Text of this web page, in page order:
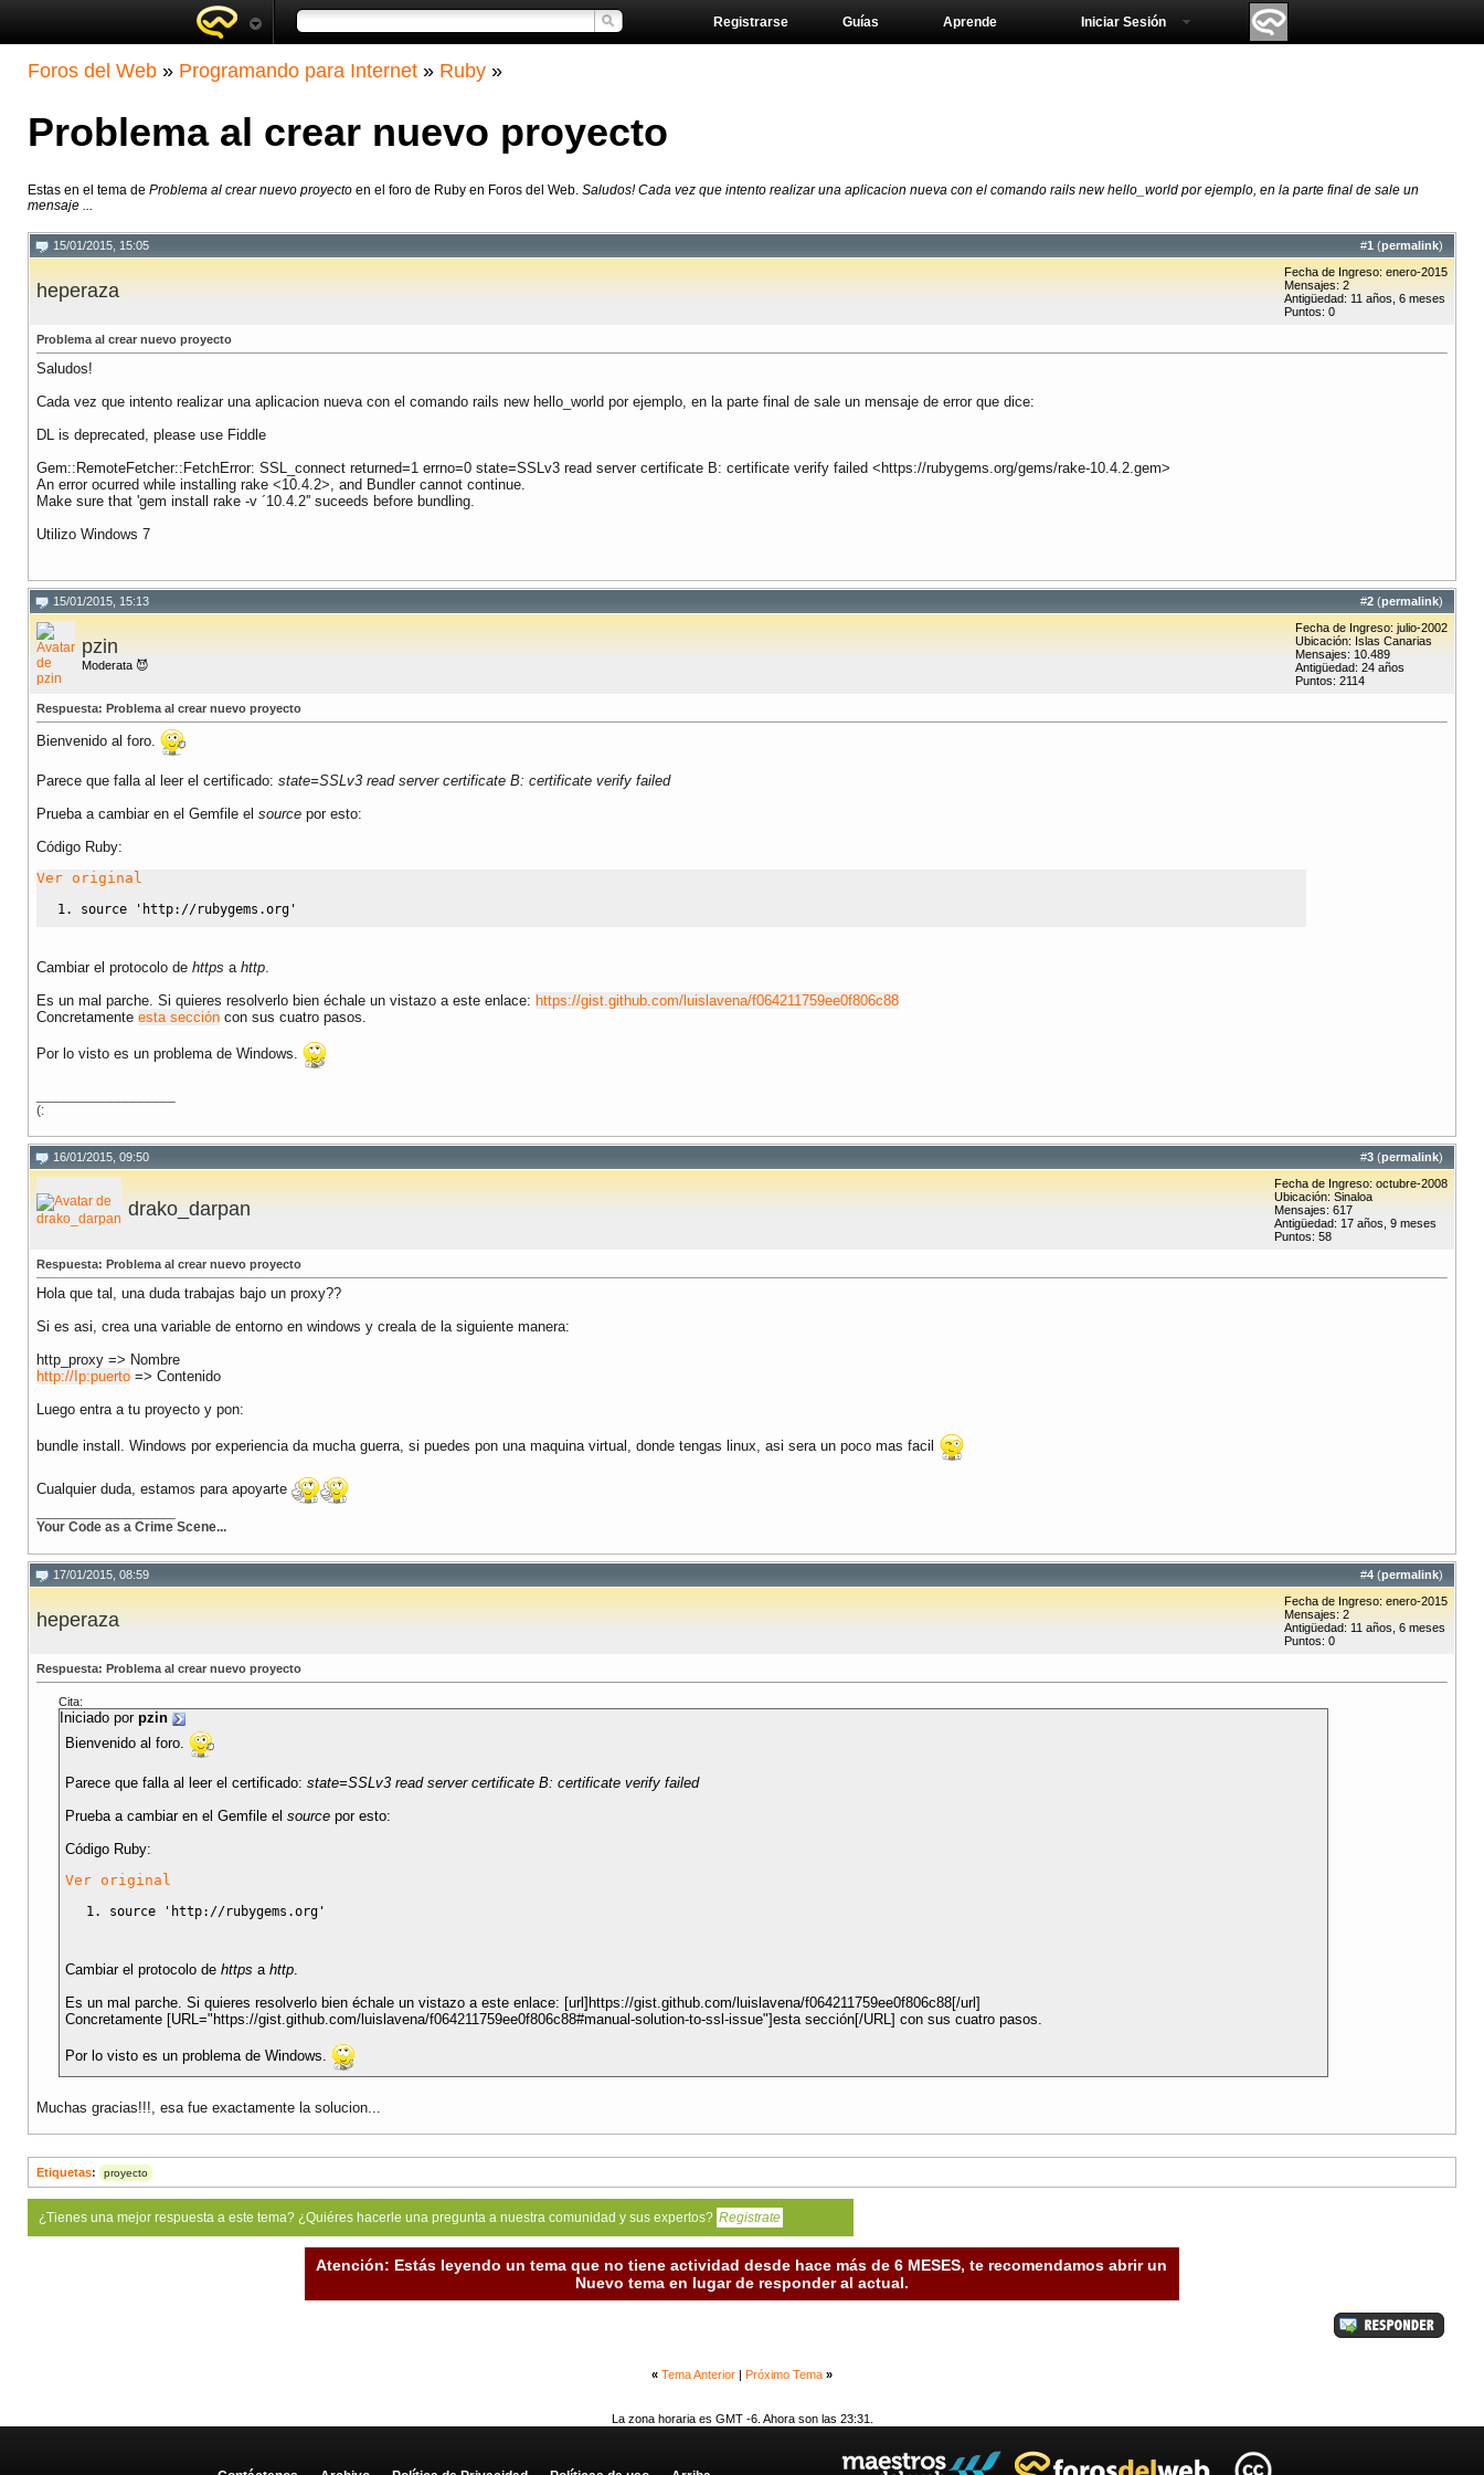
Aprende
Guías
Registrarse Iniciar Sesión
Foros del Web » Programando para Internet » Ruby »
Problema al crear nuevo proyecto
Estas en el tema de Problema al crear nuevo proyecto en el foro de Ruby en Foros del Web. Saludos! Cada vez que intento realizar una aplicacion nueva con el comando rails new hello_world por ejemplo, en la parte final de sale un
mensaje ...
#1 (permalink)
15/01/2015, 15:05
heperaza
Fecha de Ingreso: enero-2015
Mensajes: 2
Antigüedad: 11 años, 6 meses
Puntos: 0
Problema al crear nuevo proyecto
Saludos!
Cada vez que intento realizar una aplicacion nueva con el comando rails new hello_world por ejemplo, en la parte final de sale un mensaje de error que dice:
DL is deprecated, please use Fiddle
Gem::RemoteFetcher::FetchError: SSL_connect returned=1 errno=0 state=SSLv3 read server certificate B: certificate verify failed <https://rubygems.org/gems/rake-10.4.2.gem>
An error ocurred while installing rake <10.4.2>, and Bundler cannot continue.
Make sure that 'gem install rake -v ´10.4.2'' suceeds before bundling.
Utilizo Windows 7
#2 (permalink)
15/01/2015, 15:13
pzin
Moderata 😈
Fecha de Ingreso: julio-2002
Ubicación: Islas Canarias
Mensajes: 10.489
Antigüedad: 24 años
Puntos: 2114
Respuesta: Problema al crear nuevo proyecto
Bienvenido al foro.
Parece que falla al leer el certificado: state=SSLv3 read server certificate B: certificate verify failed
Prueba a cambiar en el Gemfile el source por esto:
Código Ruby:
Ver original
source 'http://rubygems.org'
Cambiar el protocolo de https a http
Es un mal parche. Si quieres resolverlo bien échale un vistazo a este enlace: https://gist.github.com/luislavena/f064211759ee0f806c88
Concretamente esta sección con sus cuatro pasos.
Por lo visto es un problema de Windows.
(:
#3 (permalink)
16/01/2015, 09:50
drako_darpan
Fecha de Ingreso: octubre-2008
Ubicación: Sinaloa
Mensajes: 617
Antigüedad: 17 años, 9 meses
Puntos: 58
Respuesta: Problema al crear nuevo proyecto
Hola que tal, una duda trabajas bajo un proxy??
Si es asi, crea una variable de entorno en windows y creala de la siguiente manera:
http_proxy => Nombre
http://Ip:puerto => Contenido
Luego entra a tu proyecto y pon:
bundle install. Windows por experiencia da mucha guerra, si puedes pon una maquina virtual, donde tengas linux, asi sera un poco mas facil
Cualquier duda, estamos para apoyarte
Your Code as a Crime Scene...
#4 (permalink)
17/01/2015, 08:59
heperaza
Fecha de Ingreso: enero-2015
Mensajes: 2
Antigüedad: 11 años, 6 meses
Puntos: 0
Respuesta: Problema al crear nuevo proyecto
Cita:
Iniciado por pzin
Bienvenido al foro.
Parece que falla al leer el certificado: state=SSLv3 read server certificate B: certificate verify failed
Prueba a cambiar en el Gemfile el source por esto:
Código Ruby:
Ver original
source 'http://rubygems.org'
Cambiar el protocolo de https a http
Es un mal parche. Si quieres resolverlo bien échale un vistazo a este enlace: [url]https://gist.github.com/luislavena/f064211759ee0f806c88[/url]
Concretamente [URL="https://gist.github.com/luislavena/f064211759ee0f806c88#manual-solution-to-ssl-issue"]esta sección[/URL] con sus cuatro pasos.
Por lo visto es un problema de Windows.
Muchas gracias!!!, esa fue exactamente la solucion...
Etiquetas: proyecto
¿Tienes una mejor respuesta a este tema? ¿Quiéres hacerle una pregunta a nuestra comunidad y sus expertos? Registrate
Atención: Estás leyendo un tema que no tiene actividad desde hace más de 6 MESES, te recomendamos abrir un
Nuevo tema en lugar de responder al actual.
« Tema Anterior Próximo Tema »
La zona horaria es GMT -6. Ahora son las 23:31.